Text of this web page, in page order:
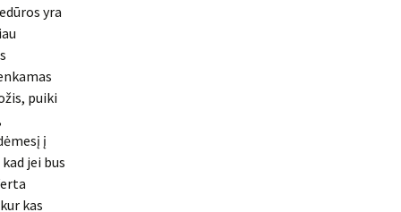
yra
puiki
į
jei bus
kas